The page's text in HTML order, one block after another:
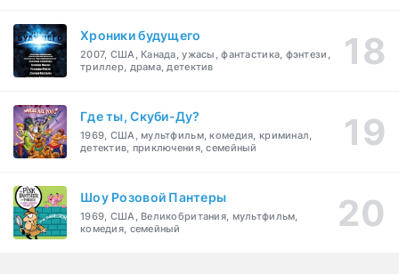
Хроники будущего
2007, США, Канада, ужасы, фантастика, фэнтези,
триллер, драма, детектив
Где ты, Скуби-Ду?
1969, США, мультфильм, комедия, криминал,
детектив, приключения, семейный
Шоу Розовой Пантеры
1969, США, Великобритания, мультфильм,
комедия, семейный